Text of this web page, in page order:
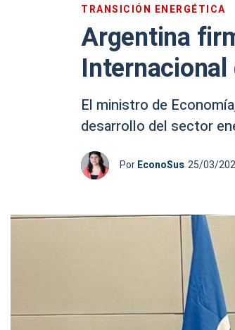
TRANSICIÓN ENERGÉTICA
Argentina
Internacional
El ministro de
desarrollo del sector
PorEconoSus 25/03/